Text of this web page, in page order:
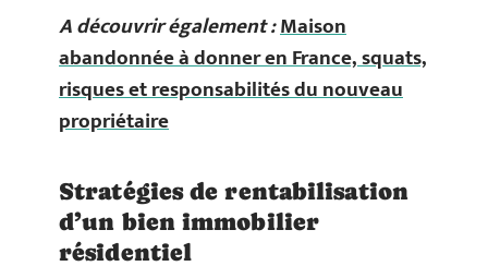
A découvrir également :Maison
abandonnée à donner en France, squats,
risques et responsabilités du nouveau
propriétaire
Stratégies de rentabilisation
d’un bien immobilier
résidentiel